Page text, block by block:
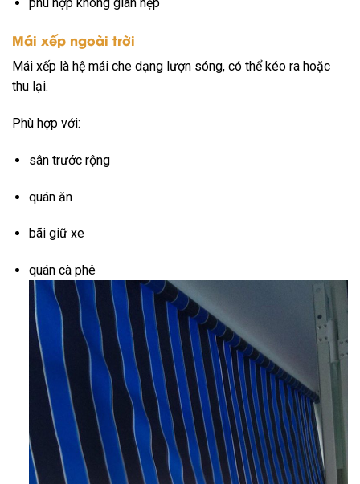
phù hợp không gian hẹp
Mái xếp ngoài trời
Mái xếp là hệ mái che dạng lượn sóng, có thể kéo ra hoặc
thu lại.
Phù hợp với:
sân trước rộng
quán ăn
bãi giữ xe
quán cà phê